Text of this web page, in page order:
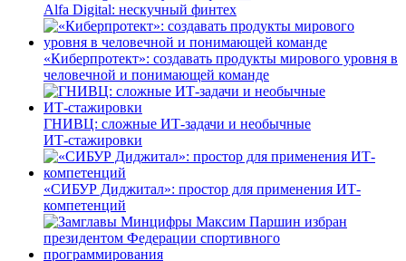
Alfa Digital: нескучный финтех
«Киберпротект»: создавать продукты мирового уровня в
человечной и понимающей команде
ГНИВЦ: сложные ИТ‑задачи и необычные
ИТ‑стажировки
«СИБУР Диджитал»: простор для применения ИТ-
компетенций